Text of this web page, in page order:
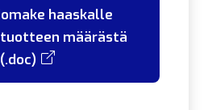
haaskalle
määrästä
(.doc)